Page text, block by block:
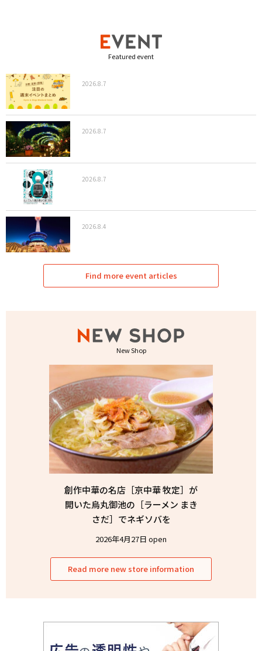
Featured event
2026.8.7
2026.8.7
2026.8.7
2026.8.4
Find more event articles
New Shop
創作中華の名店［京中華 牧定］が
開いた烏丸御池の［ラーメン まき
さだ］でネギソバを
2026年4月27日 open
Read more new store information